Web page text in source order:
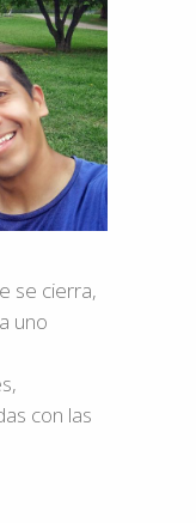
se cierra,
uno
con las